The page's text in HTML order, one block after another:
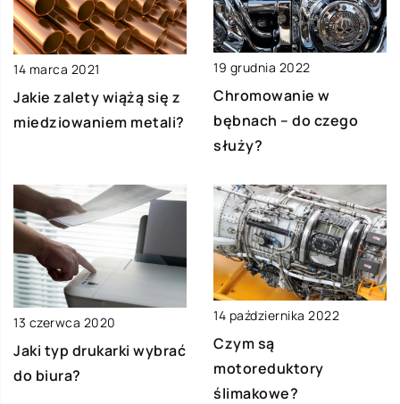
14 marca 2021
Jakie zalety wiążą się z
miedziowaniem metali?
19 grudnia 2022
Chromowanie w
bębnach – do czego
służy?
13 czerwca 2020
Jaki typ drukarki wybrać
do biura?
14 października 2022
Czym są
motoreduktory
ślimakowe?